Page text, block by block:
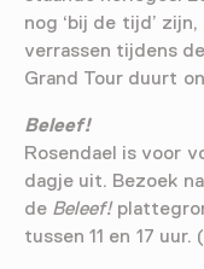
nog ‘bij de tijd’
verrassen tijdens
Grand Tour duurt
Beleef!
Rosendael is voor
dagje uit. Bezoek
de Beleef!
tussen 11 en 17